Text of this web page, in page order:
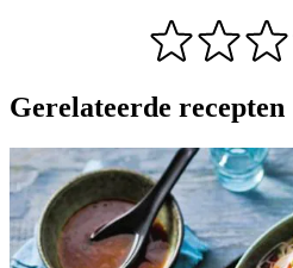
Gerelateerde recepten